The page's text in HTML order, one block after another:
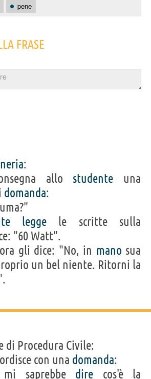
pene
FRASE
:
allo studente una
domanda:
legge le scritte sulla
"60 Watt".
gli dice: "No, in mano sua
un bel niente. Ritorni la
di Procedura Civile:
con una domanda:
saprebbe dire cos'è la